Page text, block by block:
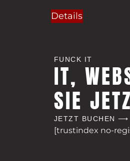
Details
FUNCK IT
IT,
SIE
JETZT BUCHEN ⟶
[trustindex no-